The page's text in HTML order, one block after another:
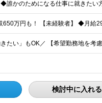
検討中に入れる